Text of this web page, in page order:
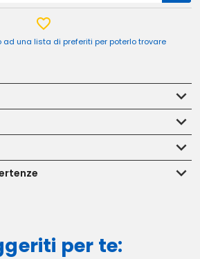
una lista di preferiti per poterlo trovare
per te: